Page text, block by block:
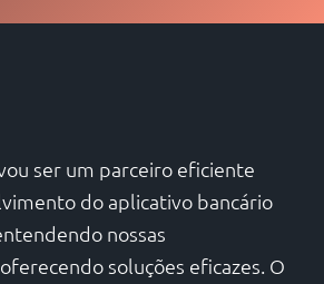
ser um parceiro eficiente
do aplicativo bancário
nossas
soluções eficazes. O